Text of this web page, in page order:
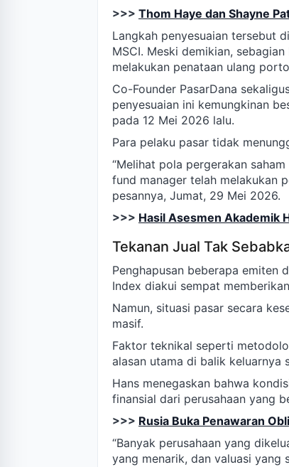
>>> Thom Haye dan Shayne
Langkah penyesuaian tersebut
MSCI. Meski demikian,
melakukan penataan ulang
Co-Founder PasarDana
penyesuaian ini kemungkinan
pada 12 Mei 2026 lalu.
Para pelaku pasar tidak
“Melihat pola pergerakan
fund manager telah melakukan
pesannya, Jumat, 29 Mei 2026.
>>> Hasil Asesmen Akademik
Tekanan Jual Tak
Penghapusan beberapa emiten
Index diakui sempat
Namun, situasi pasar secara
masif.
Faktor teknikal seperti
alasan utama di balik keluarnya
Hans menegaskan bahwa
finansial dari perusahaan yang
>>> Rusia Buka Penawaran
“Banyak perusahaan yang
yang menarik, dan valuasi yang